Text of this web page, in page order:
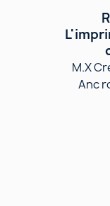
M.X
Anc